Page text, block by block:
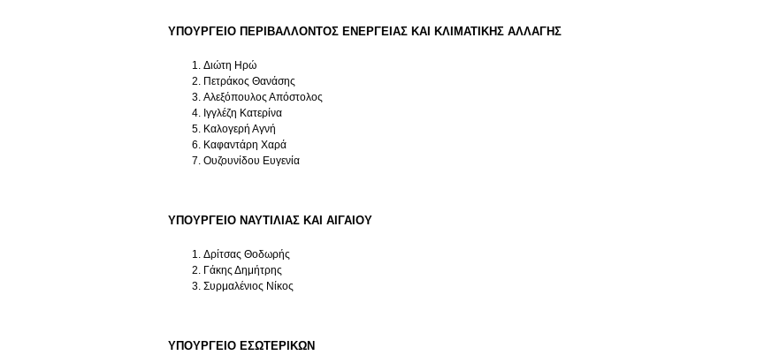
ΥΠΟΥΡΓΕΙΟ ΠΕΡΙΒΑΛΛΟΝΤΟΣ ΕΝΕΡΓΕΙΑΣ ΚΑΙ ΚΛΙΜΑΤΙΚΗΣ ΑΛΛΑΓΗΣ
Διώτη Ηρώ
Πετράκος Θανάσης
Αλεξόπουλος Απόστολος
Ιγγλέζη Κατερίνα
Καλογερή Αγνή
Καφαντάρη Χαρά
Ουζουνίδου Ευγενία
ΥΠΟΥΡΓΕΙΟ ΝΑΥΤΙΛΙΑΣ ΚΑΙ ΑΙΓΑΙΟΥ
Δρίτσας Θοδωρής
Γάκης Δημήτρης
Συρμαλένιος Νίκος
ΥΠΟΥΡΓΕΙΟ ΕΣΩΤΕΡΙΚΩΝ